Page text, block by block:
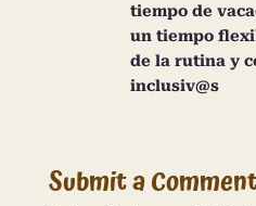
tiempo de
un tiempo
de la rutina y
inclusiv@s
Submit a